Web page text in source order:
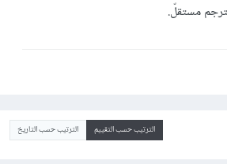
مستقلّ.
الترتيب حسب التقييم الترتيب حسب التاريخ